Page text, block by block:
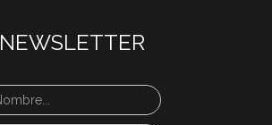
NEWSLETTER